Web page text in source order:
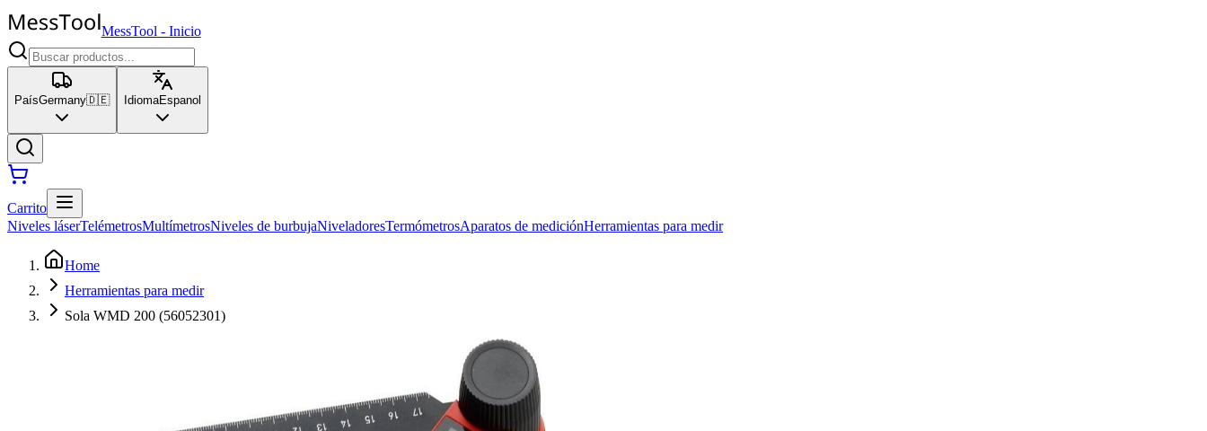
MessTool - Inicio
PaísGermany🇩🇪 IdiomaEspanol
Carrito
Niveles láserTelémetrosMultímetrosNiveles de burbujaNiveladoresTermómetrosAparatos de mediciónHerramientas para medir
Home
Herramientas para medir
Sola WMD 200 (56052301)